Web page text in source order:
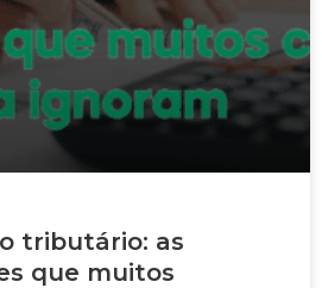
tributário: as
que muitos